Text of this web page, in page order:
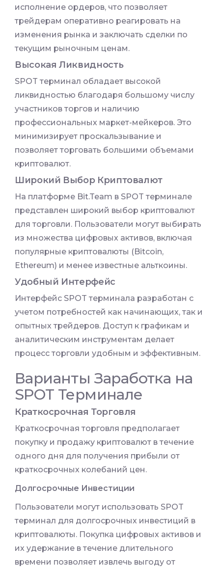
исполнение ордеров, что позволяет
трейдерам оперативно реагировать на
изменения рынка и заключать сделки по
текущим рыночным ценам.
Высокая Ликвидность
SPOT терминал обладает высокой
ликвидностью благодаря большому числу
участников торгов и наличию
профессиональных маркет-мейкеров. Это
минимизирует проскальзывание и
позволяет торговать большими объемами
криптовалют.
Широкий Выбор Криптовалют
На платформе Bit.Team в SPOT терминале
представлен широкий выбор криптовалют
для торговли. Пользователи могут выбирать
из множества цифровых активов, включая
популярные криптовалюты (Bitcoin,
Ethereum) и менее известные альткоины.
Удобный Интерфейс
Интерфейс SPOT терминала разработан с
учетом потребностей как начинающих, так и
опытных трейдеров. Доступ к графикам и
аналитическим инструментам делает
процесс торговли удобным и эффективным.
Варианты Заработка на
SPOT Терминале
Краткосрочная Торговля
Краткосрочная торговля предполагает
покупку и продажу криптовалют в течение
одного дня для получения прибыли от
краткосрочных колебаний цен.
Долгосрочные Инвестиции
Пользователи могут использовать SPOT
терминал для долгосрочных инвестиций в
криптовалюты. Покупка цифровых активов и
их удержание в течение длительного
времени позволяет извлечь выгоду от